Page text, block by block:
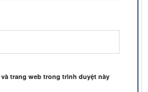
trang web trong trình duyệt này